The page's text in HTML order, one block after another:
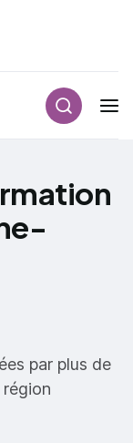
principale
par plus de